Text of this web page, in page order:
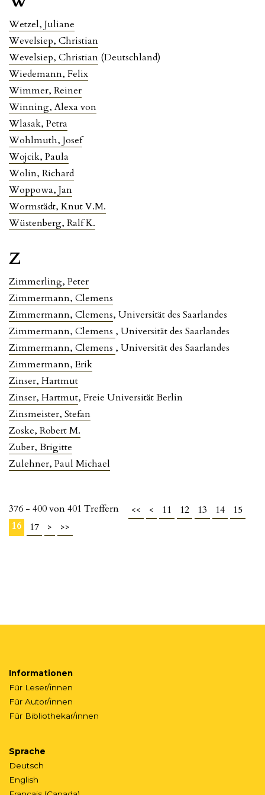
Wetzel, Juliane
Wevelsiep, Christian
Wevelsiep, Christian (Deutschland)
Wiedemann, Felix
Wimmer, Reiner
Winning, Alexa von
Wlasak, Petra
Wohlmuth, Josef
Wojcik, Paula
Wolin, Richard
Woppowa, Jan
Wormstädt, Knut V.M.
Wüstenberg, Ralf K.
Z
Zimmerling, Peter
Zimmermann, Clemens
Zimmermann, Clemens, Universität des Saarlandes
Zimmermann, Clemens , Universität des Saarlandes
Zimmermann, Clemens , Universität des Saarlandes
Zimmermann, Erik
Zinser, Hartmut
Zinser, Hartmut, Freie Universität Berlin
Zinsmeister, Stefan
Zoske, Robert M.
Zuber, Brigitte
Zulehner, Paul Michael
376 - 400 von 401 Treffern << < 11 12 13 14
15
16
17 > >>
Informationen
Für Leser/innen
Für Autor/innen
Für Bibliothekar/innen
Sprache
Deutsch
English